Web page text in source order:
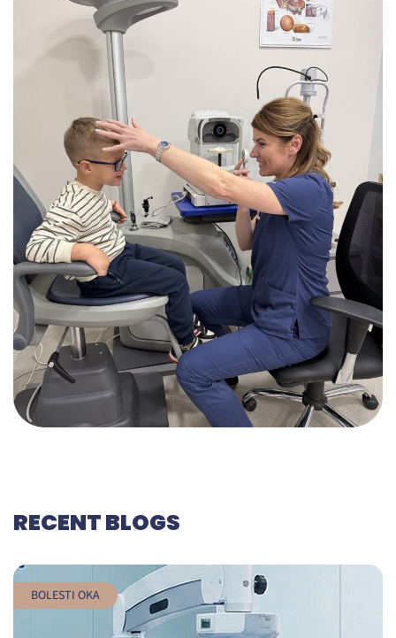
RECENT BLOGS
BOLESTI OKA